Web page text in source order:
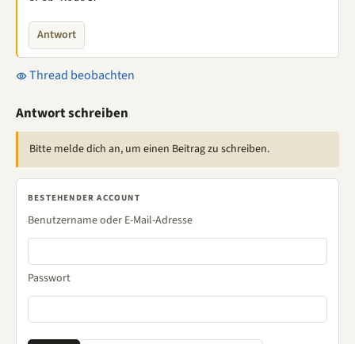
Antwort
Thread beobachten
Antwort schreiben
Bitte melde dich an, um einen Beitrag zu schreiben.
BESTEHENDER ACCOUNT
Benutzername oder E-Mail-Adresse
Passwort